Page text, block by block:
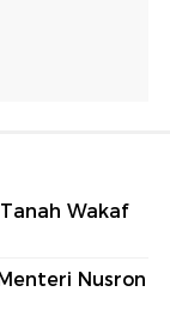
Wakaf
Nusron